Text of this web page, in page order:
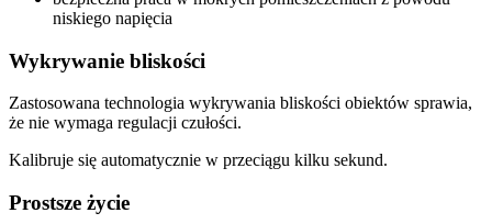
niskiego napięcia
Wykrywanie bliskości
Zastosowana technologia wykrywania bliskości obiektów sprawia,
że nie wymaga regulacji czułości.
Kalibruje się automatycznie w przeciągu kilku sekund.
Prostsze życie